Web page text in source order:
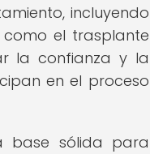
incluyendo
como el trasplante
la confianza y la
en el proceso
base sólida para